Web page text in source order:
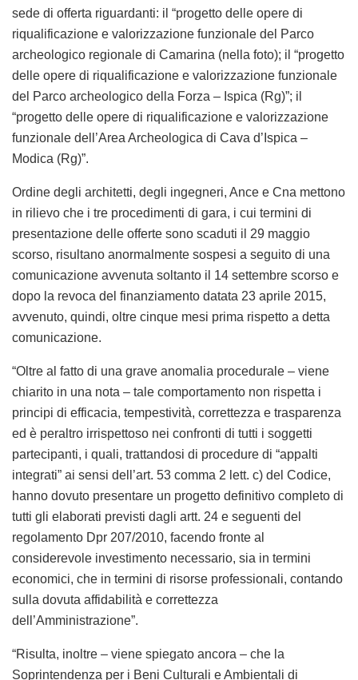
sede di offerta riguardanti: il “progetto delle opere di
riqualificazione e valorizzazione funzionale del Parco
archeologico regionale di Camarina (nella foto); il “progetto
delle opere di riqualificazione e valorizzazione funzionale
del Parco archeologico della Forza – Ispica (Rg)”; il
“progetto delle opere di riqualificazione e valorizzazione
funzionale dell’Area Archeologica di Cava d’Ispica –
Modica (Rg)”.
Ordine degli architetti, degli ingegneri, Ance e Cna mettono
in rilievo che i tre procedimenti di gara, i cui termini di
presentazione delle offerte sono scaduti il 29 maggio
scorso, risultano anormalmente sospesi a seguito di una
comunicazione avvenuta soltanto il 14 settembre scorso e
dopo la revoca del finanziamento datata 23 aprile 2015,
avvenuto, quindi, oltre cinque mesi prima rispetto a detta
comunicazione.
“Oltre al fatto di una grave anomalia procedurale – viene
chiarito in una nota – tale comportamento non rispetta i
principi di efficacia, tempestività, correttezza e trasparenza
ed è peraltro irrispettoso nei confronti di tutti i soggetti
partecipanti, i quali, trattandosi di procedure di “appalti
integrati” ai sensi dell’art. 53 comma 2 lett. c) del Codice,
hanno dovuto presentare un progetto definitivo completo di
tutti gli elaborati previsti dagli artt. 24 e seguenti del
regolamento Dpr 207/2010, facendo fronte al
considerevole investimento necessario, sia in termini
economici, che in termini di risorse professionali, contando
sulla dovuta affidabilità e correttezza
dell’Amministrazione”.
“Risulta, inoltre – viene spiegato ancora – che la
Soprintendenza per i Beni Culturali e Ambientali di